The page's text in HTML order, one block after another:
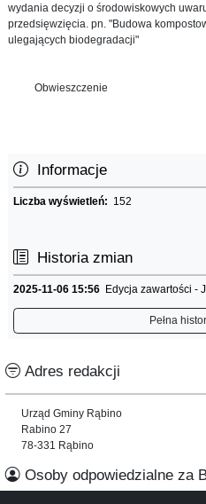
wydania decyzji o środowiskowych
przedsięwzięcia. pn. "Budowa
ulegających biodegradacji"
Obwieszczenie
Informacje
Liczba wyświetleń: 152
Historia zmian
2025-11-06 15:56 Edycja zawartości -
Pełna
Adres redakcji
Urząd Gminy Rąbino
Rabino 27
78-331 Rąbino
Osoby odpowiedzialne za